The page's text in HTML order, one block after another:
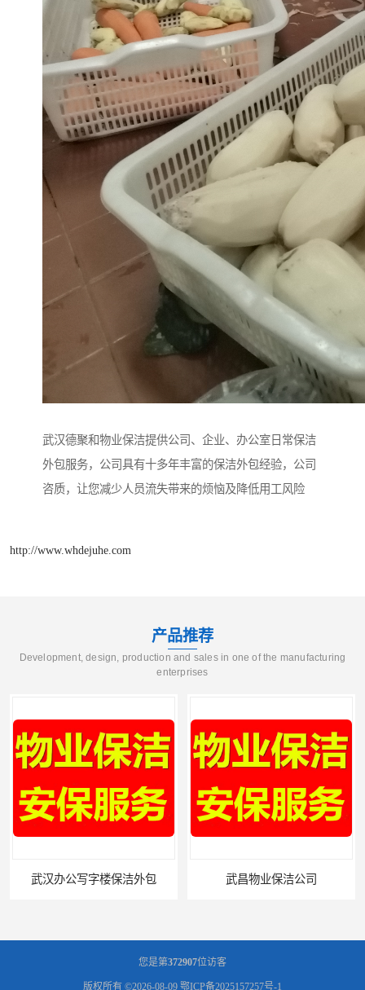
武汉德聚和物业保洁提供公司、企业、办公室日常保洁
外包服务，公司具有十多年丰富的保洁外包经验，公司
咨质，让您减少人员流失带来的烦恼及降低用工风险
http://www.whdejuhe.com
产品推荐
Development, design, production and sales in one of the manufacturing
enterprises
武昌物业保洁公司
您是第372907位访客
版权所有 ©2026-08-09 鄂ICP备2025157257号-1